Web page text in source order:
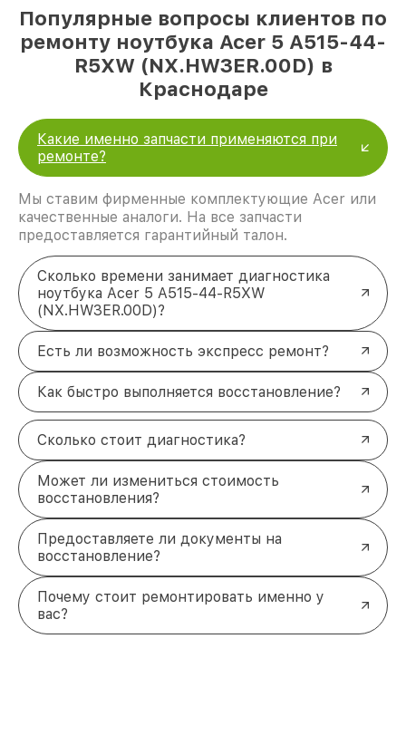
Популярные вопросы клиентов по
ремонту ноутбука Acer 5 A515-44-
R5XW (NX.HW3ER.00D) в
Краснодаре
Какие именно запчасти применяются при
ремонте?
Мы ставим фирменные комплектующие Acer или
качественные аналоги. На все запчасти
предоставляется гарантийный талон.
Сколько времени занимает диагностика
ноутбука Acer 5 A515-44-R5XW
(NX.HW3ER.00D)?
Есть ли возможность экспресс ремонт?
Как быстро выполняется восстановление?
Сколько стоит диагностика?
Может ли измениться стоимость
восстановления?
Предоставляете ли документы на
восстановление?
Почему стоит ремонтировать именно у
вас?